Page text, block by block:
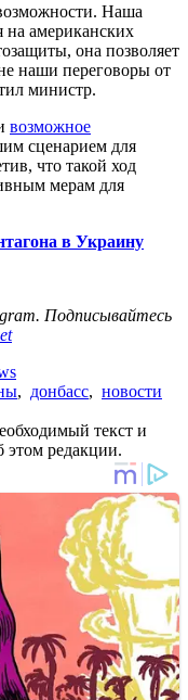
Наша
на американских
она позволяет
наши переговоры от
министр.
возможное
сценарием для
что такой ход
мерам для
в Украину
Подписывайтесь
, донбасс, новости
текст и
этом редакции.